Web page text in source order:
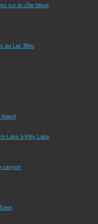
sur la côte bleue
au Lac Bleu
island
Lake à Kitty Lake
canyon